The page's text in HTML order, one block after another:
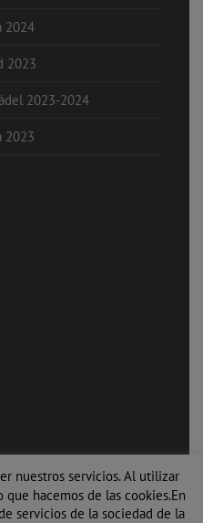
2024
2023
2023-2024
2023
nuestros servicios. Al utilizar
hacemos de las cookies.En
servicios de la sociedad de la